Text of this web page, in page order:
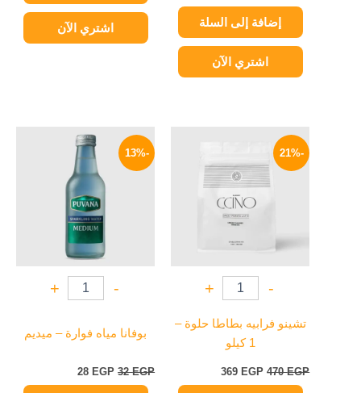
إضافة إلى السلة
اشتري الآن
اشتري الآن
-21%
-
+
تشينو فرابيه بطاطا حلوة –
1 كيلو
470EGP
470 EGP.
369 EGP
369 EGP.
-13%
-
+
بوفانا مياه فوارة – ميديم
32EGP
السعر
الأصلي
28 EGP
السعر
الحالي
هو:
28 EGP.